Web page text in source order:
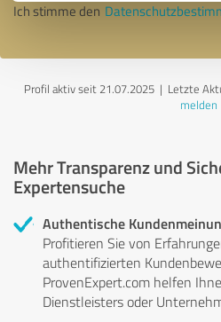
Ich stimme den
Profil aktiv seit 21.07.2025 | Letzte
melden
Mehr Transparenz und
Expertensuche
Authentische
Profitieren Sie von
authentifizierten
ProvenExpert.com helfen
Dienstleisters oder